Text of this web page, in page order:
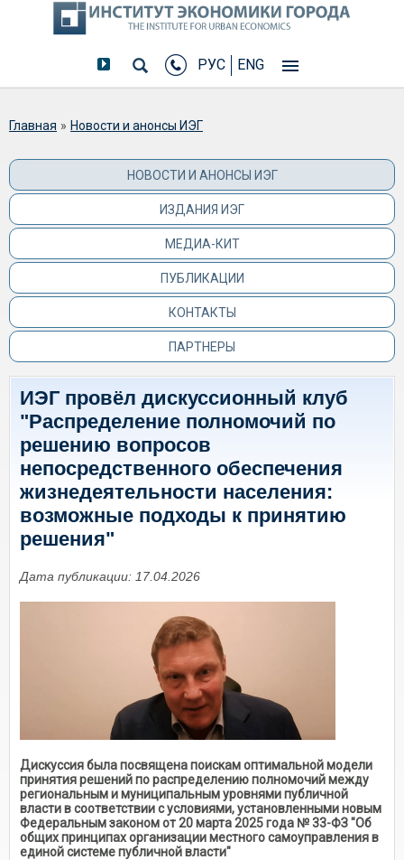
РУС ENG
Вы здесь
Главная » Новости и анонсы ИЭГ
НОВОСТИ И АНОНСЫ ИЭГ
ИЗДАНИЯ ИЭГ
МЕДИА-КИТ
ПУБЛИКАЦИИ
КОНТАКТЫ
ПАРТНЕРЫ
ИЭГ провёл дискуссионный клуб
"Распределение полномочий по
решению вопросов
непосредственного обеспечения
жизнедеятельности населения:
возможные подходы к принятию
решения"
Дата публикации: 17.04.2026
Дискуссия была посвящена поискам оптимальной модели
принятия решений по распределению полномочий между
региональным и муниципальным уровнями публичной
власти в соответствии с условиями, установленными новым
Федеральным законом от 20 марта 2025 года № 33-ФЗ "Об
общих принципах организации местного самоуправления в
единой системе публичной власти"